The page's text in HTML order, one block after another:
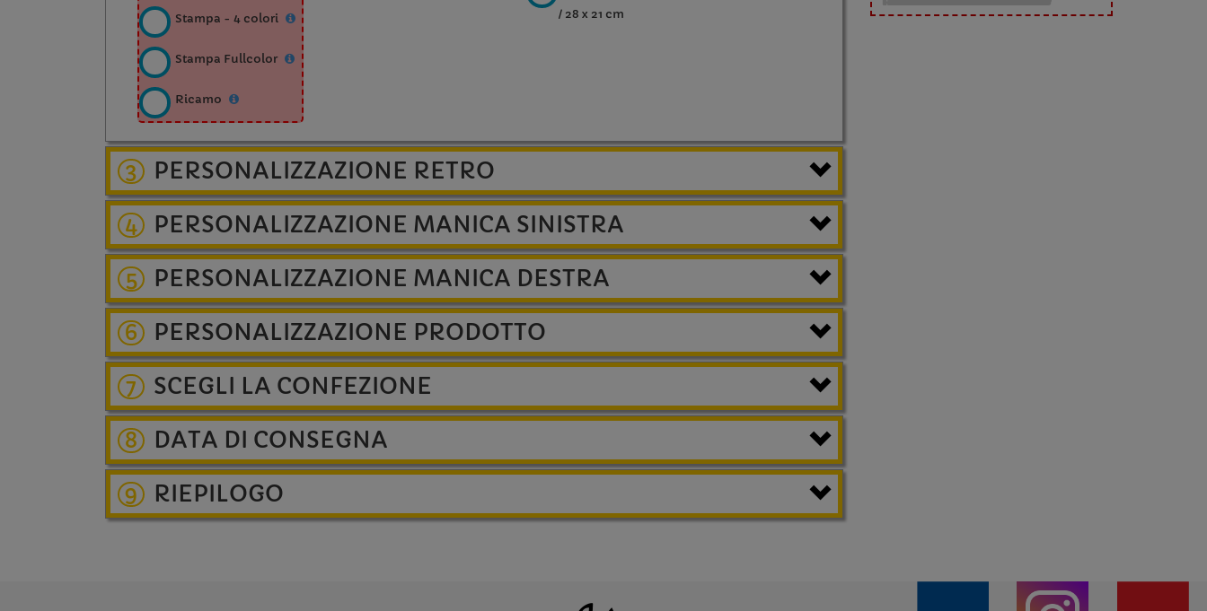
/ 28 x 21 cm
Stampa - 4 colori
Stampa Fullcolor
Ricamo
3 PERSONALIZZAZIONE RETRO
4 PERSONALIZZAZIONE MANICA SINISTRA
5 PERSONALIZZAZIONE MANICA DESTRA
6 PERSONALIZZAZIONE PRODOTTO
7 SCEGLI LA CONFEZIONE
8 DATA DI CONSEGNA
9 RIEPILOGO